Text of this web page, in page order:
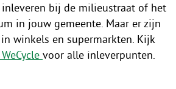
bij de milieustraat of het
in jouw gemeente. Maar er zijn
winkels en supermarkten. Kijk
voor alle inleverpunten.